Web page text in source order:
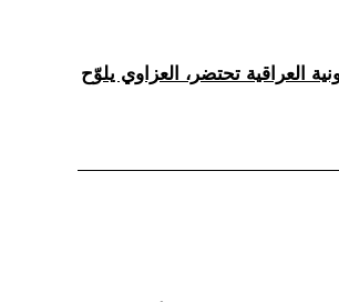
العراقية تحتضر، العزاوي يلوّح